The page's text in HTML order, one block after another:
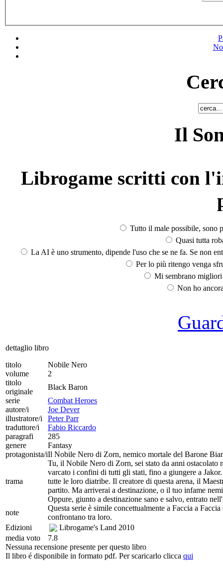
Il
Librogame scritti con
Tutto il male possibile, sono
Quasi tutta
La AI è uno strumento, dipende l'uso che se ne fa. Se non
Per lo più ritengo venga
Mi sembrano
Non ho
dettaglio libro
titolo
Nobile Nero
volume
2
titolo
originale
Black Baron
serie
Combat Heroes
autore/i
Joe Dever
illustratore/i
Peter Parr
traduttore/i
Fabio Riccardo
paragrafi
285
genere
Fantasy
protagonista/iIl Nobile Nero di Zorn, nemico mortale del Barone
trama
Tu, il Nobile Nero di Zorn, sei stato da anni ostacolato
varcato i confini di tutti gli stati, fino a giungere a
tutte le loro diatribe. Il creatore di questa arena, il
partito. Ma arriverai a destinazione, o il tuo infame
Oppure, giunto a destinazione sano e salvo, entrato
note
Questa serie è simile concettualmente a Faccia a
confrontano tra loro.
Edizioni
Librogame's Land 2010
media voto
7.8
Nessuna recensione presente per questo libro
Il libro é disponibile in formato pdf. Per scaricarlo clicca qui